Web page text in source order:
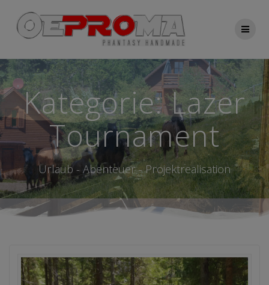
Inhalt
springen
Kategorie:Lazer
Tournament
Urlaub - Abenteuer - Projektrealisation